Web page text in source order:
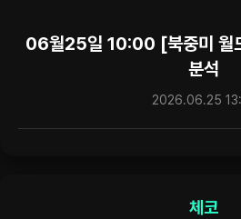
06월25일 10:00 [북중미 월
분석
2026.06.25
체코